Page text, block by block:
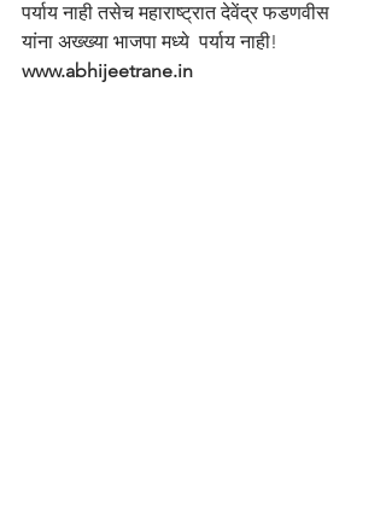
पर्याय नाही तसेच महाराष्ट्रात देवेंद्र फडणवीस
यांना अख्ख्या भाजपा मध्ये  पर्याय नाही!
www.abhijeetrane.in